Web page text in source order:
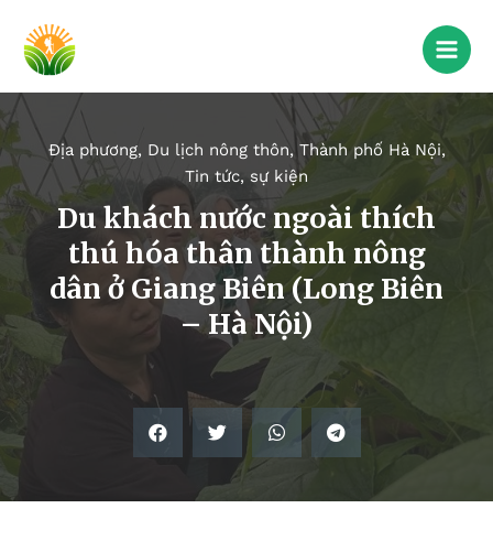
Địa phương, Du lịch nông thôn, Thành phố Hà Nội,
Tin tức, sự kiện
Du khách nước ngoài thích
thú hóa thân thành nông
dân ở Giang Biên (Long Biên
– Hà Nội)